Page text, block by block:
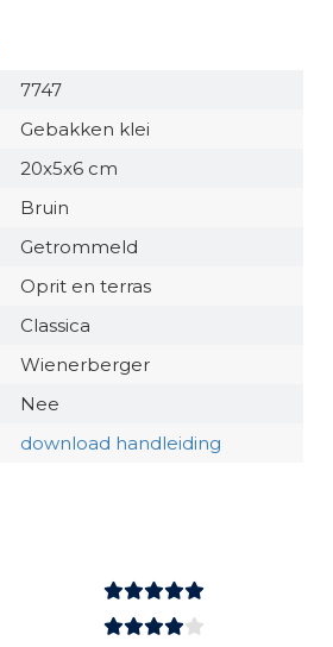
7747
Gebakken klei
20x5x6 cm
Bruin
Getrommeld
Oprit en terras
Classica
Wienerberger
Nee
download handleiding